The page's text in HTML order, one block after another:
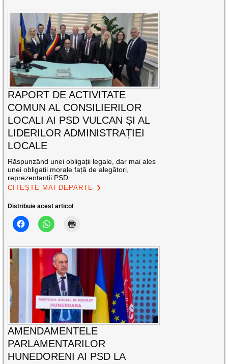
RAPORT DE ACTIVITATE
COMUN AL CONSILIERILOR
LOCALI AI PSD VULCAN ȘI AL
LIDERILOR ADMINISTRAȚIEI
LOCALE
Răspunzând unei obligații legale, dar mai ales
unei obligații morale față de alegători,
reprezentanții PSD
CITEȘTE MAI DEPARTE
Distribuie acest articol
AMENDAMENTELE
PARLAMENTARILOR
HUNEDORENI AI PSD LA